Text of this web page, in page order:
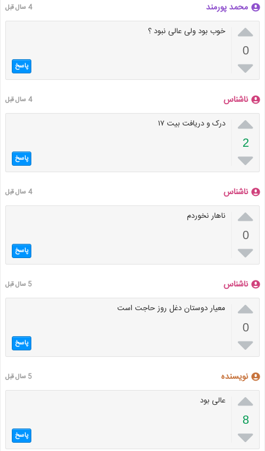
محمد پورمند 4 سال قبل

0

خوب بود ولی عالی نبود ؟
پاسخ
ناشناس 4 سال قبل

2

درک و دریافت بیت ۱۷
پاسخ
ناشناس 4 سال قبل

0

ناهار نخوردم
پاسخ
ناشناس 5 سال قبل

0

معیار دوستان دغل روز حاجت است
پاسخ
نویسنده 5 سال قبل

8

عالی بود
پاسخ